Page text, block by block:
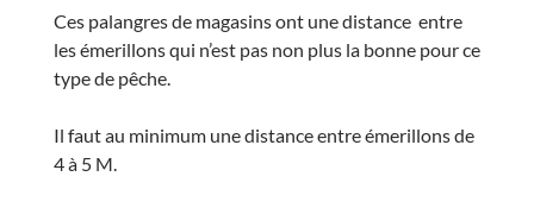
Ces palangres de magasins ont une distance entre
les émerillons qui n’est pas non plus la bonne pour ce
type de pêche.
Il faut au minimum une distance entre émerillons de
4 à 5 M.